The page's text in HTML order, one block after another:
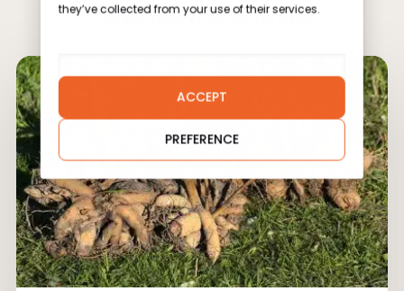
they’ve collected from your use of their services.
ACCEPT
PREFERENCE
Gerelateerde artikelen